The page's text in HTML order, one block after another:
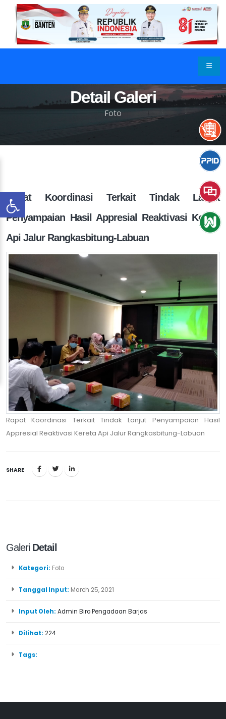
Detail Galeri
Foto
BERANDA GALERI FOTO
Rapat Koordinasi Terkait Tindak Lanjut
Penyampaian Hasil Appresial Reaktivasi Kereta
Api Jalur Rangkasbitung-Labuan
Rapat Koordinasi Terkait Tindak Lanjut Penyampaian Hasil
Appresial Reaktivasi Kereta Api Jalur Rangkasbitung-Labuan
SHARE
Galeri Detail
Kategori: Foto
Tanggal Input: March 25, 2021
Input Oleh: Admin Biro Pengadaan Barjas
Dilihat: 224
Tags: